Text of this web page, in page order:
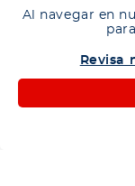
Al navegar en
Revisa
Ingresa tu ubicación